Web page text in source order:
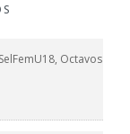
Octavos